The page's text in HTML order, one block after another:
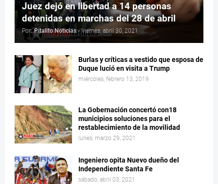
Juez dejó en libertad a 14 personas
detenidas en marchas del 28 de abril
Por: Pitalito Noticias - viernes, abril 30, 2021
Burlas y críticas a vestido que esposa de
Duque lució en visita a Trump
miércoles, febrero 13, 2019
La Gobernación concertó con18
municipios soluciones para el
restablecimiento de la movilidad
lunes, marzo 29, 2021
Ingeniero opita Nuevo dueño del
Independiente Santa Fe
sábado, abril 03, 2021